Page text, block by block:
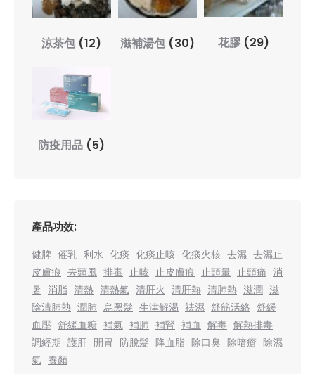
涼茶包 (12) 滋補湯包 (30) 花膠 (29)
防疫用品 (5)
產品功效:
健脾 催乳 利水 化痰 化痰止咳 化痰火核 去濕 去濕止
皮膚痕 去頭風 排毒 止咳 止皮膚痕 止頭暈 止頭痛 消
暑 消脂 清熱 清熱氣 清肝火 清肝熱 清肺熱 滋潤 滋
陰清肺熱 潤肺 烏黑髮 生津解渴 祛濕 舒筋活絡 舒緩
血壓 舒緩血糖 補氣 補肺 補腎 補血 解毒 解熱排毒
調經期 護肝 開胃 防脫髮 降血脂 除口臭 除暗瘡 除濕
氣 養顏